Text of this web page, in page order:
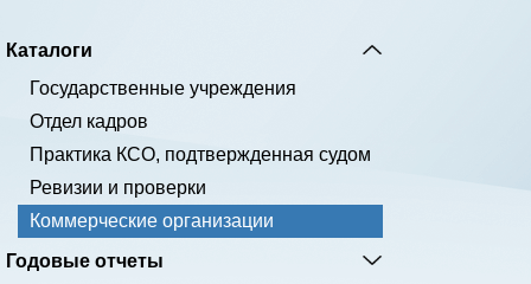
Каталоги
Государственные учреждения
Отдел кадров
Практика КСО, подтвержденная судом
Ревизии и проверки
Коммерческие организации
Годовые отчеты